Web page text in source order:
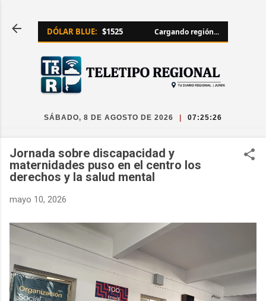
DÓLAR BLUE: $1525 Cargando región...
SÁBADO, 8 DE AGOSTO DE 2026 07:25:28
Jornada sobre discapacidad y
maternidades puso en el centro los
derechos y la salud mental
mayo 10, 2026